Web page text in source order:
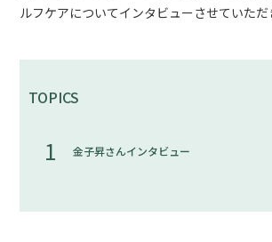
ルフケアについてインタビューさせていただ
TOPICS
1 金子昇さんインタビュー